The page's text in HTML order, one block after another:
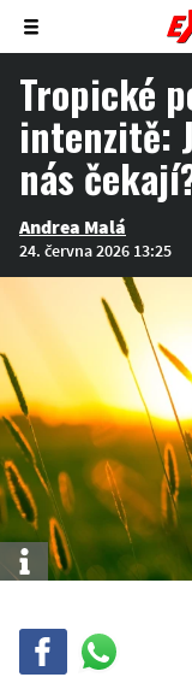
Zobrazit/skrýt
menu
Tropické
intenzitě:
nás
Andrea Malá
24. června 2026 13:25
Info
Sdílej